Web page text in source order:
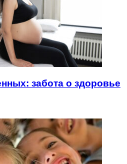
забота о здоровье